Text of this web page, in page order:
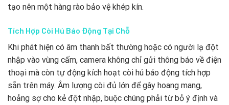
tạo nên một hàng rào bảo vệ khép kín.
Tích Hợp Còi Hú Báo Động Tại Chỗ
Khi phát hiện có âm thanh bất thường hoặc có người lạ đột
nhập vào vùng cấm, camera không chỉ gửi thông báo về điện
thoại mà còn tự động kích hoạt còi hú báo động tích hợp
sẵn trên máy. Âm lượng còi đủ lớn để gây hoang mang,
hoảng sợ cho kẻ đột nhập, buộc chúng phải từ bỏ ý định và